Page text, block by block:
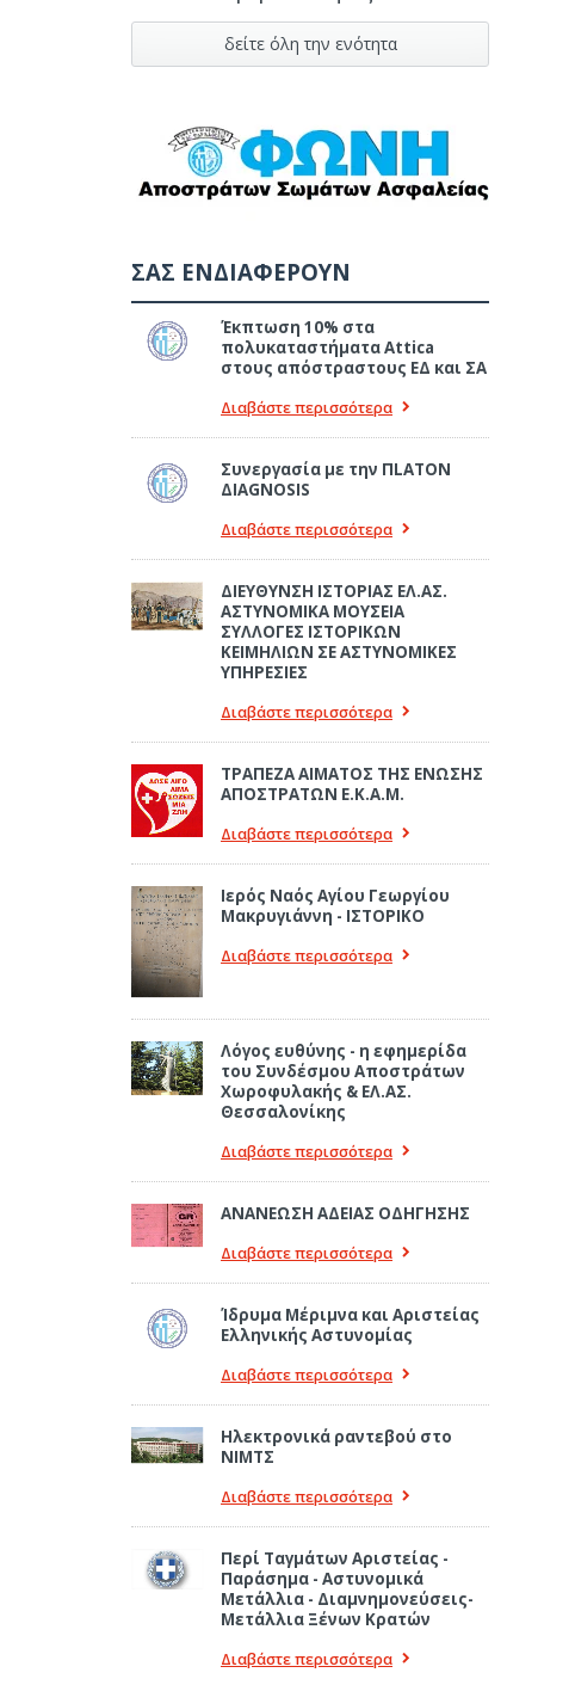
δείτε όλη την ενότητα
ΣΑΣ ΕΝΔΙΑΦΕΡΟΥΝ
Έκπτωση 10% στα
πολυκαταστήματα Attica
στους απόστραστους ΕΔ και ΣΑ
Διαβάστε περισσότερα
Συνεργασία με την ΠLATON
ΔIAGNOSIS
Διαβάστε περισσότερα
ΔΙΕΥΘΥΝΣΗ ΙΣΤΟΡΙΑΣ ΕΛ.ΑΣ.
ΑΣΤΥΝΟΜΙΚΑ ΜΟΥΣΕΙΑ
ΣΥΛΛΟΓΕΣ ΙΣΤΟΡΙΚΩΝ
ΚΕΙΜΗΛΙΩΝ ΣΕ ΑΣΤΥΝΟΜΙΚΕΣ
ΥΠΗΡΕΣΙΕΣ
Διαβάστε περισσότερα
ΤΡΑΠΕΖΑ ΑΙΜΑΤΟΣ ΤΗΣ ΕΝΩΣΗΣ
ΑΠΟΣΤΡΑΤΩΝ Ε.Κ.Α.Μ.
Διαβάστε περισσότερα
Ιερός Ναός Αγίου Γεωργίου
Μακρυγιάννη - ΙΣΤΟΡΙΚΟ
Διαβάστε περισσότερα
Λόγος ευθύνης - η εφημερίδα
του Συνδέσμου Αποστράτων
Χωροφυλακής & ΕΛ.ΑΣ.
Θεσσαλονίκης
Διαβάστε περισσότερα
ΑΝΑΝΕΩΣΗ ΑΔΕΙΑΣ ΟΔΗΓΗΣΗΣ
Διαβάστε περισσότερα
Ίδρυμα Μέριμνα και Αριστείας
Ελληνικής Αστυνομίας
Διαβάστε περισσότερα
Ηλεκτρονικά ραντεβού στο
ΝΙΜΤΣ
Διαβάστε περισσότερα
Περί Ταγμάτων Αριστείας -
Παράσημα - Αστυνομικά
Μετάλλια - Διαμνημονεύσεις-
Μετάλλια Ξένων Κρατών
Διαβάστε περισσότερα